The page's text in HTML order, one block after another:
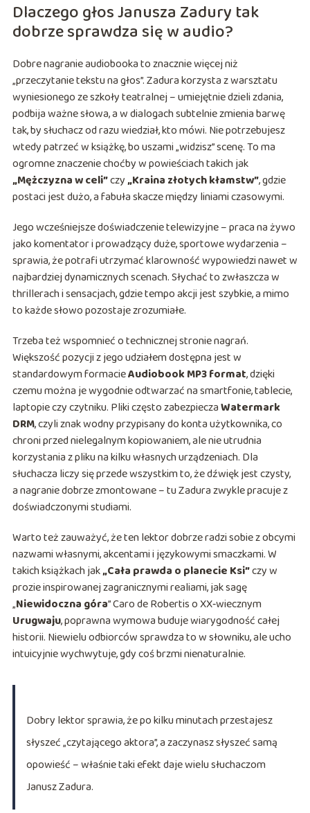
Dlaczego głos Janusza Zadury tak
dobrze sprawdza się w audio?
Dobre nagranie audiobooka to znacznie więcej niż
„przeczytanie tekstu na głos”. Zadura korzysta z warsztatu
wyniesionego ze szkoły teatralnej – umiejętnie dzieli zdania,
podbija ważne słowa, a w dialogach subtelnie zmienia barwę
tak, by słuchacz od razu wiedział, kto mówi. Nie potrzebujesz
wtedy patrzeć w książkę, bo uszami „widzisz” scenę. To ma
ogromne znaczenie choćby w powieściach takich jak
„Mężczyzna w celi”czy„Kraina złotych kłamstw”, gdzie
postaci jest dużo, a fabuła skacze między liniami czasowymi.
Jego wcześniejsze doświadczenie telewizyjne – praca na żywo
jako komentator i prowadzący duże, sportowe wydarzenia –
sprawia, że potrafi utrzymać klarowność wypowiedzi nawet w
najbardziej dynamicznych scenach. Słychać to zwłaszcza w
thrillerach i sensacjach, gdzie tempo akcji jest szybkie, a mimo
to każde słowo pozostaje zrozumiałe.
Trzeba też wspomnieć o technicznej stronie nagrań.
Większość pozycji z jego udziałem dostępna jest w
standardowym formacieAudiobook MP3 format, dzięki
czemu można je wygodnie odtwarzać na smartfonie, tablecie,
laptopie czy czytniku. Pliki często zabezpieczaWatermark
DRM, czyli znak wodny przypisany do konta użytkownika, co
chroni przed nielegalnym kopiowaniem, ale nie utrudnia
korzystania z pliku na kilku własnych urządzeniach. Dla
słuchacza liczy się przede wszystkim to, że dźwięk jest czysty,
a nagranie dobrze zmontowane – tu Zadura zwykle pracuje z
doświadczonymi studiami.
Warto też zauważyć, że ten lektor dobrze radzi sobie z obcymi
nazwami własnymi, akcentami i językowymi smaczkami. W
takich książkach jak„Cała prawda o planecie Ksi”czy w
prozie inspirowanej zagranicznymi realiami, jak sagę
„Niewidoczna góra” Caro de Robertis o XX‑wiecznym
Urugwaju, poprawna wymowa buduje wiarygodność całej
historii. Niewielu odbiorców sprawdza to w słowniku, ale ucho
intuicyjnie wychwytuje, gdy coś brzmi nienaturalnie.
Dobry lektor sprawia, że po kilku minutach przestajesz
słyszeć „czytającego aktora”, a zaczynasz słyszeć samą
opowieść – właśnie taki efekt daje wielu słuchaczom
Janusz Zadura.